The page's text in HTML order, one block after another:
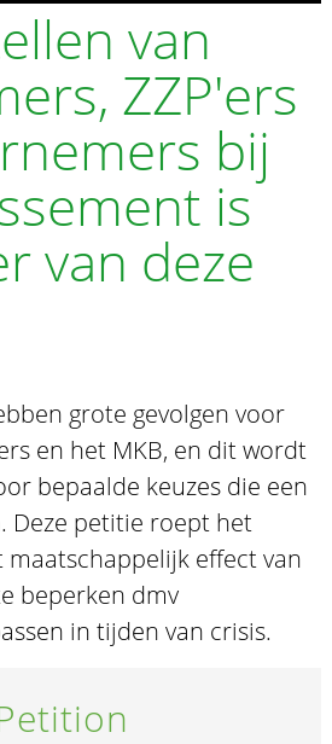
van
ZZP'ers
bij
is
van deze
grote gevolgen voor
en het MKB, en dit wordt
bepaalde keuzes die een
Deze petitie roept het
effect van
beperken dmv
in tijden van crisis.